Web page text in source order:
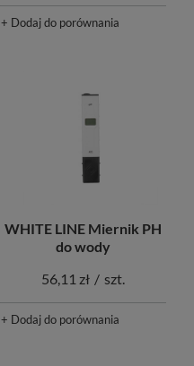
+ Dodaj do porównania
WHITE LINE Miernik PH
do wody
56,11 zł / szt.
+ Dodaj do porównania